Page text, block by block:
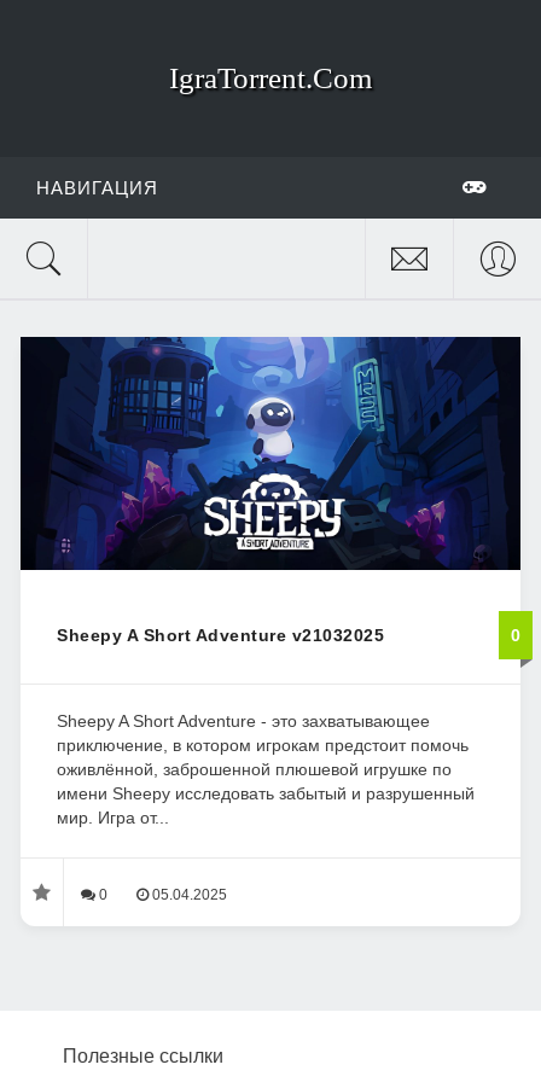
IgraTorrent.Com
НАВИГАЦИЯ
Sheepy A Short Adventure v21032025 0
Sheepy A Short Adventure - это захватывающее
приключение, в котором игрокам предстоит помочь
оживлённой, заброшенной плюшевой игрушке по
имени Sheepy исследовать забытый и разрушенный
мир. Игра от...
0 05.04.2025
Полезные ссылки